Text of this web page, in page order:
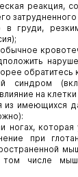
реакция,
груди,
обратитесь
синдром
на
из имеющихся
ногах,
при
том числе